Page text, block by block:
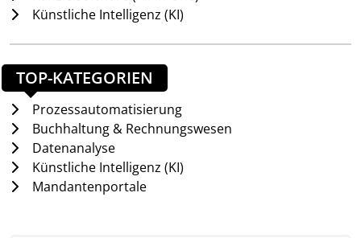
Künstliche Intelligenz (KI)
TOP-KATEGORIEN
Prozessautomatisierung
Buchhaltung & Rechnungswesen
Datenanalyse
Künstliche Intelligenz (KI)
Mandantenportale
ortsunabhängig auf verschiedenen Endgeräten
unterzeichnet und nach Abschluss inklusive
Workflowbericht bereitgestellt werden. Für
komplexere Abläufe stehen Erinnerungen,
Vertretungsregeln, automatische Zeitbegrenzungen
und automatisches Löschen nach festgelegter Zeit
zur Verfügung. Integrationen in bestehende Systeme
wie DATEV, MS Dynamics 365 Business Central, ELO
ECM Suite und weitere DMS-, ERP- sowie CRM-
Umgebungen ermöglichen Signaturprozesse direkt
aus vorhandenen Arbeitsabläufen heraus.